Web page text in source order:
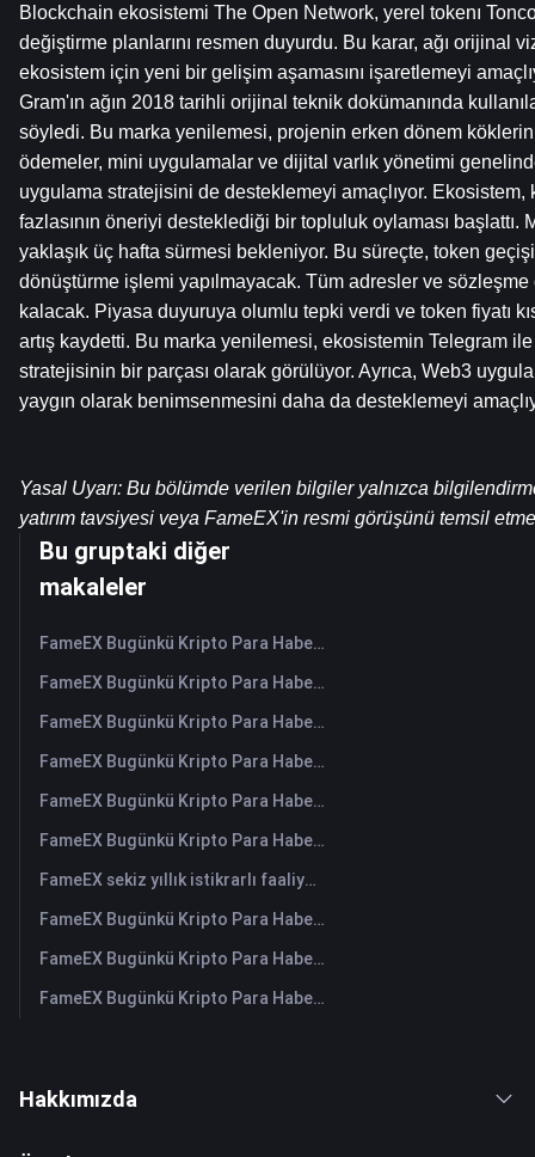
Blockchain ekosistemi The Open Network, yerel tokenı
değiştirme planlarını resmen duyurdu. Bu karar, ağı orijinal
ekosistem için yeni bir gelişim aşamasını işaretlemeyi
Gram'ın ağın 2018 tarihli orijinal teknik dokümanında
söyledi. Bu marka yenilemesi, projenin erken dönem köklerini
ödemeler, mini uygulamalar ve dijital varlık yönetimi
uygulama stratejisini de desteklemeyi amaçlıyor. Ekosistem,
fazlasının öneriyi desteklediği bir topluluk oylaması başlattı.
yaklaşık üç hafta sürmesi bekleniyor. Bu süreçte, token
dönüştürme işlemi yapılmayacak. Tüm adresler ve sözleşme
kalacak. Piyasa duyuruya olumlu tepki verdi ve token fiyatı
artış kaydetti. Bu marka yenilemesi, ekosistemin Telegram
stratejisinin bir parçası olarak görülüyor. Ayrıca, Web3
yaygın olarak benimsenmesini daha da desteklemeyi
Yasal Uyarı: Bu bölümde verilen bilgiler yalnızca
yatırım tavsiyesi veya FameEX'in resmi görüşünü temsil
Bu gruptaki diğer
makaleler
FameEX Bugünkü Kripto Para Haberleri Özeti | 5 Ağustos 2026
FameEX Bugünkü Kripto Para Haberleri Özeti | 4 Ağustos 2026
FameEX Bugünkü Kripto Para Haberleri Özeti | 3 Ağustos 2026
FameEX Bugünkü Kripto Para Haberleri Özeti | 31 Temmuz 2026
FameEX Bugünkü Kripto Para Haberleri Özeti | 30 Temmuz 2026
FameEX Bugünkü Kripto Para Haberleri Özeti | 29 Temmuz 2026
FameEX sekiz yıllık istikrarlı faaliyetleri ve küresel büyümesiyle kullanıcı güvenini güçlendiriyor
FameEX Bugünkü Kripto Para Haberleri Özeti | 28 Temmuz 2026
FameEX Bugünkü Kripto Para Haberleri Özeti | 27 Temmuz 2026
FameEX Bugünkü Kripto Para Haberleri Özeti | 24 Temmuz 2026
Hakkımızda